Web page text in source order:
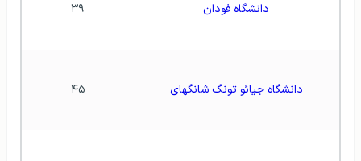
دانشگاه فودان ۳۹
دانشگاه جیائو تونگ شانگهای ۴۵